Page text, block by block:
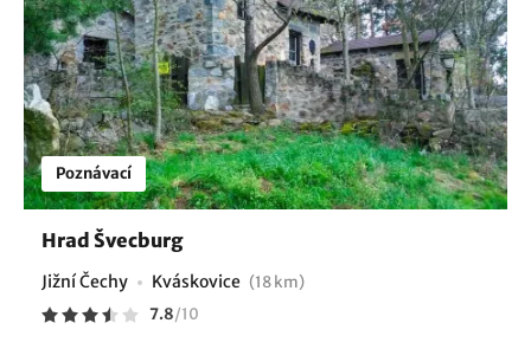
Poznávací
Hrad Švecburg
Jižní Čechy Kváskovice (18 km)
7.8/10